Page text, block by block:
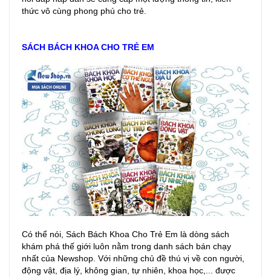
thức vô cùng phong phú cho trẻ.
SÁCH BÁCH KHOA CHO TRẺ EM
Có thể nói, Sách Bách Khoa Cho Trẻ Em là dòng sách
khám phá thế giới luôn nằm trong danh sách bán chạy
nhất của Newshop. Với những chủ đề thú vị về con người,
động vật, địa lý, không gian, tự nhiên, khoa học,... được